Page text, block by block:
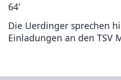
64'
Die Uerdinger sprechen
Einladungen an den TSV